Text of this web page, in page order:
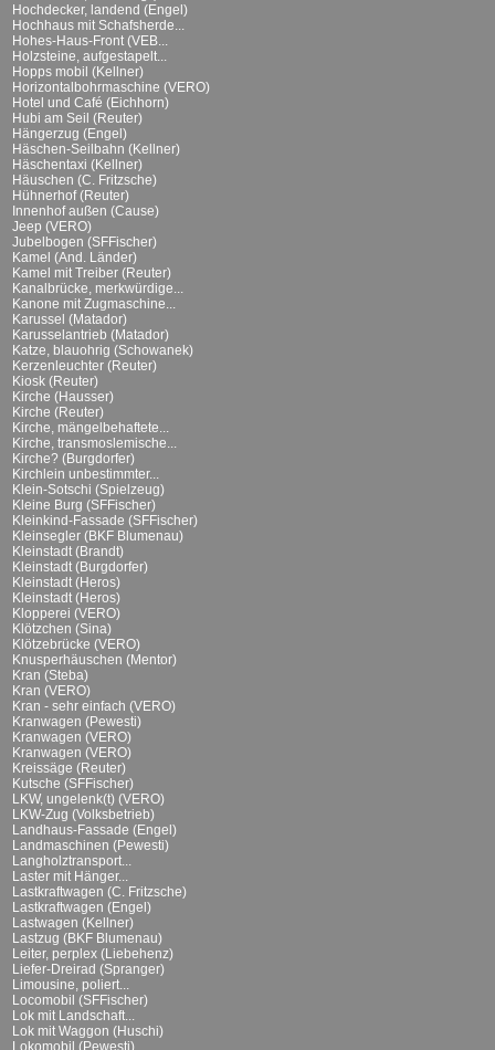
Hochdecker, landend (Engel)
Hochhaus mit Schafsherde...
Hohes-Haus-Front (VEB...
Holzsteine, aufgestapelt...
Hopps mobil (Kellner)
Horizontalbohrmaschine (VERO)
Hotel und Café (Eichhorn)
Hubi am Seil (Reuter)
Hängerzug (Engel)
Häschen-Seilbahn (Kellner)
Häschentaxi (Kellner)
Häuschen (C. Fritzsche)
Hühnerhof (Reuter)
Innenhof außen (Cause)
Jeep (VERO)
Jubelbogen (SFFischer)
Kamel (And. Länder)
Kamel mit Treiber (Reuter)
Kanalbrücke, merkwürdige...
Kanone mit Zugmaschine...
Karussel (Matador)
Karusselantrieb (Matador)
Katze, blauohrig (Schowanek)
Kerzenleuchter (Reuter)
Kiosk (Reuter)
Kirche (Hausser)
Kirche (Reuter)
Kirche, mängelbehaftete...
Kirche, transmoslemische...
Kirche? (Burgdorfer)
Kirchlein unbestimmter...
Klein-Sotschi (Spielzeug)
Kleine Burg (SFFischer)
Kleinkind-Fassade (SFFischer)
Kleinsegler (BKF Blumenau)
Kleinstadt (Brandt)
Kleinstadt (Burgdorfer)
Kleinstadt (Heros)
Kleinstadt (Heros)
Klopperei (VERO)
Klötzchen (Sina)
Klötzebrücke (VERO)
Knusperhäuschen (Mentor)
Kran (Steba)
Kran (VERO)
Kran - sehr einfach (VERO)
Kranwagen (Pewesti)
Kranwagen (VERO)
Kranwagen (VERO)
Kreissäge (Reuter)
Kutsche (SFFischer)
LKW, ungelenk(t) (VERO)
LKW-Zug (Volksbetrieb)
Landhaus-Fassade (Engel)
Landmaschinen (Pewesti)
Langholztransport...
Laster mit Hänger...
Lastkraftwagen (C. Fritzsche)
Lastkraftwagen (Engel)
Lastwagen (Kellner)
Lastzug (BKF Blumenau)
Leiter, perplex (Liebehenz)
Liefer-Dreirad (Spranger)
Limousine, poliert...
Locomobil (SFFischer)
Lok mit Landschaft...
Lok mit Waggon (Huschi)
Lokomobil (Pewesti)